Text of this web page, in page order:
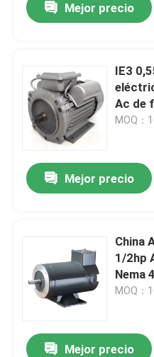
Mejor precio
IE3
Ac de
de
MOQ：
Mejor precio
China
1/2hp
Nema
MOQ：
Mejor precio